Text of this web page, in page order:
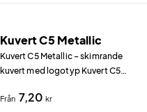
Kuvert C5 Metallic
Kuvert C5 Metallic – skimrande
kuvert med logotyp Kuvert C5
130 g/m² (guld, silver eller
Från 7,20 kr